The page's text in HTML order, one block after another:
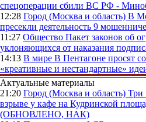
спецоперации сбили ВС РФ -
12:28 Город (Москва и область) В
пресекли деятельность 9
11:27 Общество Пакет законов об
уклоняющихся от наказания
14:13 В мире В Пентагоне просят
«креативные и нестандартные»
Актуальные материалы
21:20 Город (Москва и область) Три
взрыве у кафе на Кудринской
(ОБНОВЛЕНО, НАК)